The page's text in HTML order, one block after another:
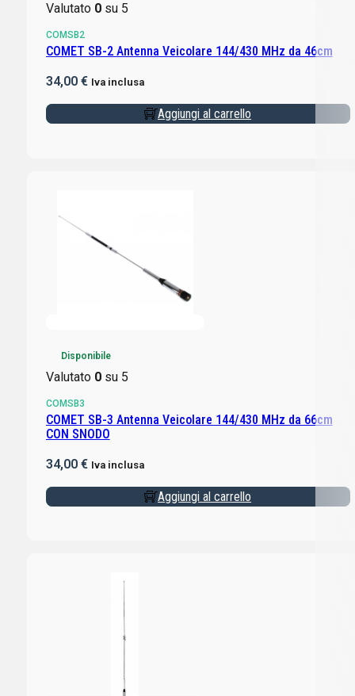
Valutato 0su 5
COMSB2
COMET SB-2 Antenna Veicolare 144/430 MHz da 46cm
34,00 € Iva inclusa
Aggiungi al carrello
Disponibile
Valutato 0su 5
COMSB3
COMET SB-3 Antenna Veicolare 144/430 MHz da 66cm
CON SNODO
34,00 € Iva inclusa
Aggiungi al carrello